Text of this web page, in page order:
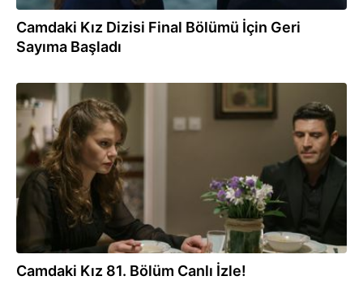
Camdaki Kız Dizisi Final Bölümü İçin Geri
Sayıma Başladı
07.06.2023
Camdaki Kız 81. Bölüm Canlı İzle!